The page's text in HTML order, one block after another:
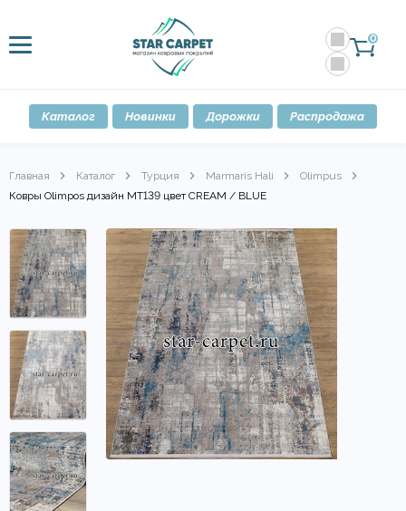
0
Каталог Новинки Дорожки Распродажа
Главная Каталог Турция Marmaris Hali
Olimpus
Ковры Olimpos дизайн MT139 цвет CREAM / BLUE